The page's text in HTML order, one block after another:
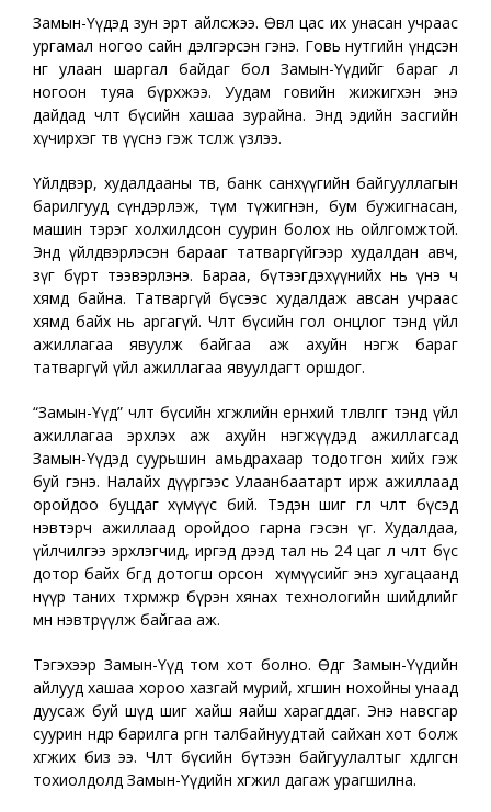
Замын-Үүдэд зун эрт айлсжээ. Өвөл цас их унасан учраас
ургамал ногоо сайн дэлгэрсэн гэнэ. Говь нутгийн үндсэн
өнгө улаан шаргал байдаг бол Замын-Үүдийг бараг л
ногоон туяа бүрхжээ. Уудам говийн жижигхэн энэ
дайдад чөлөөт бүсийн хашаа зурайна. Энд эдийн засгийн
хүчирхэг төв үүснэ гэж төсөөлж үзлээ.
Үйлдвэр, худалдааны төв, банк санхүүгийн байгууллагын
барилгууд сүндэрлэж, түм түжигнэн, бум бужигнасан,
машин тэрэг холхилдсон суурин болох нь ойлгомжтой.
Энд үйлдвэрлэсэн барааг татваргүйгээр худалдан авч,
зүг бүрт тээвэрлэнэ. Бараа, бүтээгдэхүүнийх нь үнэ ч
хямд байна. Татваргүй бүсээс худалдаж авсан учраас
хямд байх нь аргагүй. Чөлөөт бүсийн гол онцлог тэнд үйл
ажиллагаа явуулж байгаа аж ахуйн нэгж бараг
татваргүй үйл ажиллагаа явуулдагт оршдог.
“Замын-Үүд” чөлөөт бүсийн хөгжлийн ерөнхий төлөвлөгөөг тэнд үйл
ажиллагаа эрхлэх аж ахуйн нэгжүүдэд ажиллагсад
Замын-Үүдэд суурьшин амьдрахаар тодотгон хийх гэж
буй гэнэ. Налайх дүүргээс Улаанбаатарт ирж ажиллаад
оройдоо буцдаг хүмүүс бий. Тэдэн шиг өглөө чөлөөт бүсэд
нэвтэрч ажиллаад оройдоо гарна гэсэн үг. Худалдаа,
үйлчилгээ эрхлэгчид, иргэд дээд тал нь 24 цаг л чөлөөт бүс
дотор байх бөгөөд дотогш орсон хүмүүсийг энэ хугацаанд
нүүр таних төхөөрөмжөөр бүрэн хянах технологийн шийдлийг
мөн нэвтрүүлж байгаа аж.
Тэгэхээр Замын-Үүд том хот болно. Өдгөө Замын-Үүдийн
айлууд хашаа хороо хазгай мурий, хөгшин нохойны унаад
дуусаж буй шүд шиг хайш яайш харагддаг. Энэ навсгар
суурин өндөр барилга өргөн талбайнуудтай сайхан хот болж
хөгжих биз ээ. Чөлөөт бүсийн бүтээн байгуулалтыг хөдөлгөсөн
тохиолдолд Замын-Үүдийн хөгжил дагаж урагшилна.